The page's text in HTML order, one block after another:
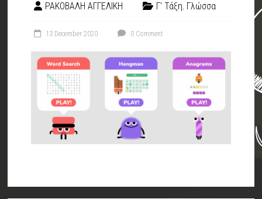
ΡΑΚΟΒΑΛΗ ΑΓΓΕΛΙΚΗ Γ' Τάξη, Γλώσσα
13 December 2020 0 Comment